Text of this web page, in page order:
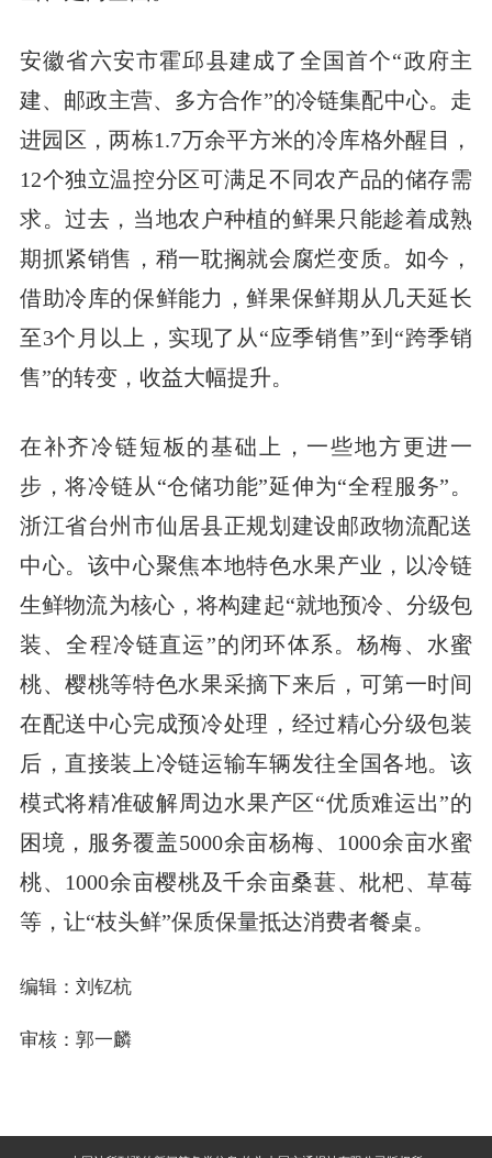
安徽省六安市霍邱县建成了全国首个“政府主
建、邮政主营、多方合作”的冷链集配中心。走
进园区，两栋1.7万余平方米的冷库格外醒目，
12个独立温控分区可满足不同农产品的储存需
求。过去，当地农户种植的鲜果只能趁着成熟
期抓紧销售，稍一耽搁就会腐烂变质。如今，
借助冷库的保鲜能力，鲜果保鲜期从几天延长
至3个月以上，实现了从“应季销售”到“跨季销
售”的转变，收益大幅提升。
在补齐冷链短板的基础上，一些地方更进一
步，将冷链从“仓储功能”延伸为“全程服务”。
浙江省台州市仙居县正规划建设邮政物流配送
中心。该中心聚焦本地特色水果产业，以冷链
生鲜物流为核心，将构建起“就地预冷、分级包
装、全程冷链直运”的闭环体系。杨梅、水蜜
桃、樱桃等特色水果采摘下来后，可第一时间
在配送中心完成预冷处理，经过精心分级包装
后，直接装上冷链运输车辆发往全国各地。该
模式将精准破解周边水果产区“优质难运出”的
困境，服务覆盖5000余亩杨梅、1000余亩水蜜
桃、1000余亩樱桃及千余亩桑葚、枇杷、草莓
等，让“枝头鲜”保质保量抵达消费者餐桌。
编辑：刘钇杭
审核：郭一麟